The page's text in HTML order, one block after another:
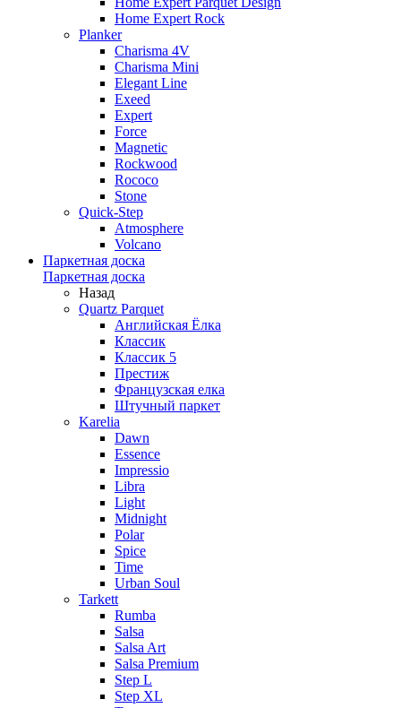
Home Expert Rock
Planker
Charisma 4V
Charisma Mini
Elegant Line
Exeed
Expert
Force
Magnetic
Rockwood
Rococo
Stone
Quick-Step
Atmosphere
Volcano
Паркетная доска
Паркетная доска
Назад
Quartz Parquet
Английская Ёлка
Классик
Классик 5
Престиж
Французская елка
Штучный паркет
Karelia
Dawn
Essence
Impressio
Libra
Light
Midnight
Polar
Spice
Time
Urban Soul
Tarkett
Rumba
Salsa
Salsa Art
Salsa Premium
Step L
Step XL